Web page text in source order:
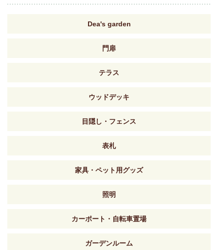
Dea's garden
門扉
テラス
ウッドデッキ
目隠し・フェンス
表札
家具・ペット用グッズ
照明
カーポート・自転車置場
ガーデンルーム